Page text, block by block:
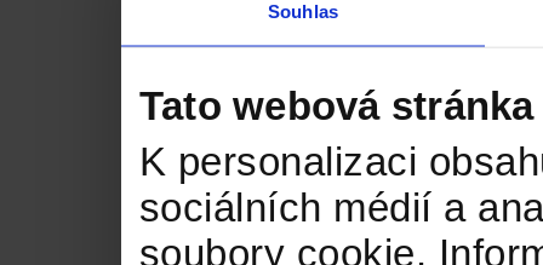
Souhlas
Tato webová
K personalizaci
sociálních médií a
soubory cookie.